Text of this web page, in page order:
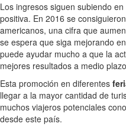
Los ingresos siguen subiendo en
positiva. En 2016 se
americanos, una cifra que
se espera que siga mejorando
puede ayudar mucho a que la
mejores resultados a medio
Esta promoción en diferentes
llegar a la mayor cantidad de
muchos viajeros potenciales
desde este país.